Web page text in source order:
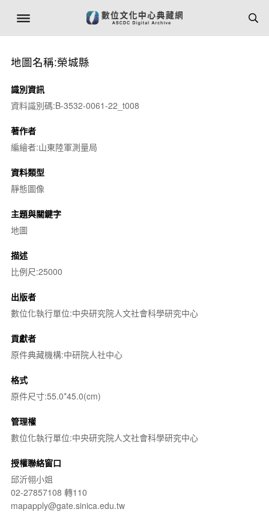
地圖名稱:榮城縣
識別資訊
資料識別碼:B-3532-0061-22_t008
著作者
編繪者:山東陸軍測量局
資料類型
靜態圖像
主題與關鍵字
地圖
描述
比例尺:25000
出版者
數位化執行單位:中央研究院人文社會科學研究中心
貢獻者
原件典藏機構:中研院人社中心
格式
原件尺寸:55.0*45.0(cm)
管理權
數位化執行單位:中央研究院人文社會科學研究中心
授權聯絡窗口
邱沂翎小姐
02-27857108 轉110
mapapply@gate.sinica.edu.tw